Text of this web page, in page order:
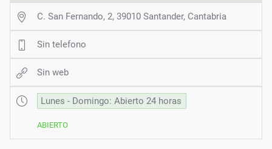
C. San Fernando, 2, 39010 Santander, Cantabria
Sin telefono
Sin web
Lunes - Domingo: Abierto 24 horas
ABIERTO